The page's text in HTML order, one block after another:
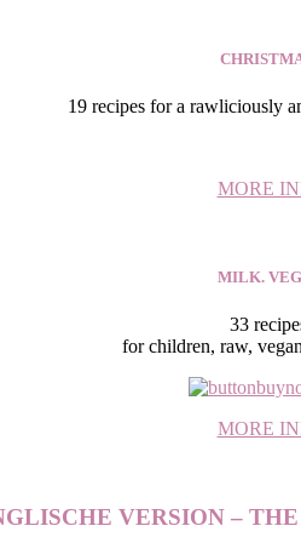
19 recipes for a rawliciously
MORE
MILK.
33
for children, raw,
MORE
VERSION –